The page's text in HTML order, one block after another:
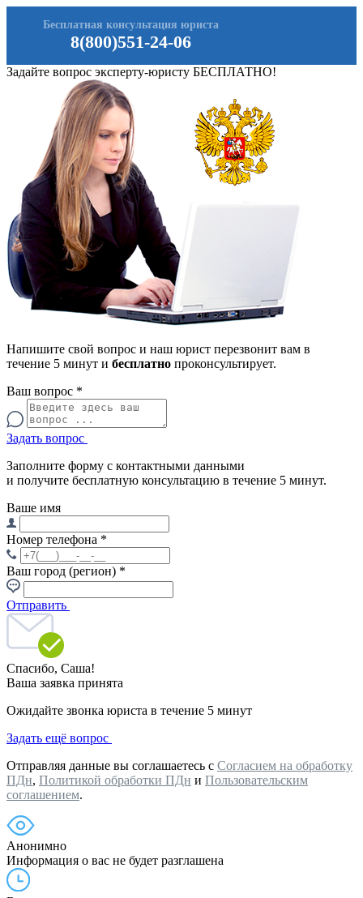
8(800)551-24-06
Бесплатная консультация юриста
Задайте вопрос эксперту-юристу БЕСПЛАТНО!
Напишите свой вопрос и наш юрист перезвонит вам в
течение 5 минут и бесплатно проконсультирует.
Ваш вопрос *
Задать вопрос
Заполните форму с контактными данными
и получите бесплатную консультацию в течение 5 минут.
Ваше имя
Номер телефона *
Ваш город (регион) *
Отправить
Спасибо, Саша!
Ваша заявка принята
Ожидайте звонка юриста в течение 5 минут
Задать ещё вопрос
Отправляя данные вы соглашаетесь с Согласием на обработку
ПДн, Политикой обработки ПДн и Пользовательским
соглашением.
Анонимно
Информация о вас не будет разглашена